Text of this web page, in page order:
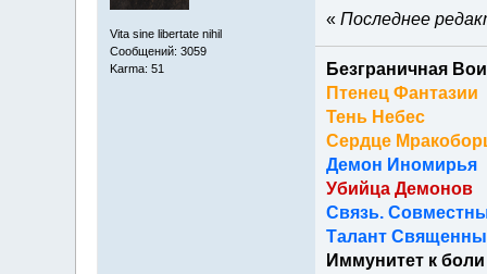
Vita sine libertate nihil
Сообщений: 3059
Karma: 51
« Последнее
Безграничная
Птенец Фантазии
Тень Небес
Сердце
Демон Иномирья
Убийца Демонов
Связь.
Талант
Иммунитет к боли